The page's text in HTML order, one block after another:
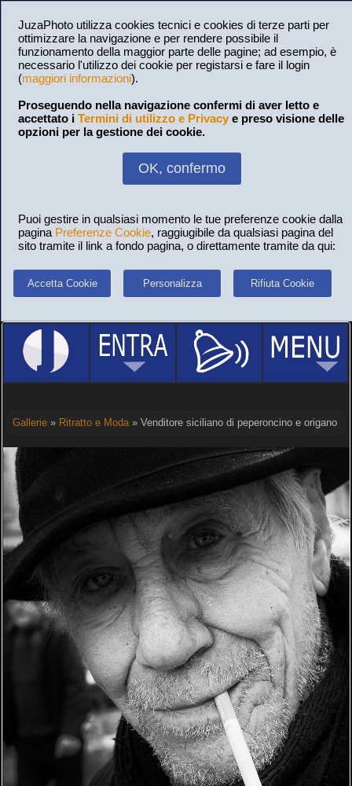
JuzaPhoto utilizza cookies tecnici e cookies di terze parti per
ottimizzare la navigazione e per rendere possibile il
funzionamento della maggior parte delle pagine; ad esempio, è
necessario l'utilizzo dei cookie per registarsi e fare il login
(maggiori informazioni).
Proseguendo nella navigazione confermi di aver letto e
accettato i Termini di utilizzo e Privacy e preso visione delle
opzioni per la gestione dei cookie.
OK, confermo
Puoi gestire in qualsiasi momento le tue preferenze cookie dalla
pagina Preferenze Cookie, raggiugibile da qualsiasi pagina del
sito tramite il link a fondo pagina, o direttamente tramite da qui:
Accetta Cookie Personalizza Rifiuta Cookie
Gallerie» Ritratto e Moda» Venditore siciliano di peperoncino e origano